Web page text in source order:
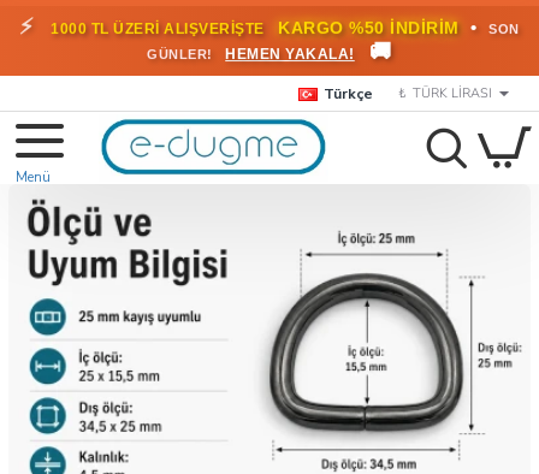
🎁 2000 TL ÜZERİ SİPARİŞLERDE KARGO BEDAVA! •
HEMEN
FAYDALANIN
🚚
Türkçe ₺ TÜRK LIRASI